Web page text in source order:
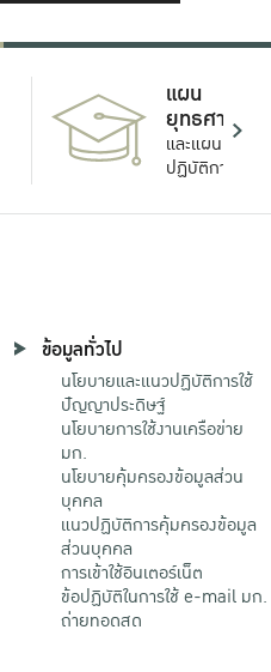
แผน
ยุทธศาสตร์
และแผน
ปฏิบัติการ
ข้อมูลทั่วไป
นโยบายและแนวปฏิบัติการใช้
ปัญญาประดิษฐ์
นโยบายการใช้งานเครือข่าย
มก.
นโยบายคุ้มครองข้อมูลส่วน
บุคคล
แนวปฏิบัติการคุ้มครองข้อมูล
ส่วนบุคคล
การเข้าใช้อินเตอร์เน็ต
ข้อปฏิบัติในการใช้ e-mail มก.
ถ่ายทอดสด